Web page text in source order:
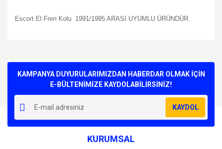
Escort El Fren Kolu 1991/1995 ARASI UYUMLU ÜRÜNDÜR.
Yorum Yaz
kullanarak tarafımıza iletebilirsiniz.
Görüş ve önerileriniz için teşekkür ederiz.
Ürün resmi kalitesiz, bozuk veya görüntülenemiyor.
Ürün açıklamasında eksik bilgiler bulunuyor.
Ürün bilgilerinde hatalar bulunuyor.
Ürün fiyatı diğer sitelerden daha pahalı.
KAMPANYA DUYURULARIMIZDAN HABERDAR OLMAK İÇİN
E-BÜLTENİMİZE KAYDOLABİLİRSİNİZ!
KAYDOL
KURUMSAL